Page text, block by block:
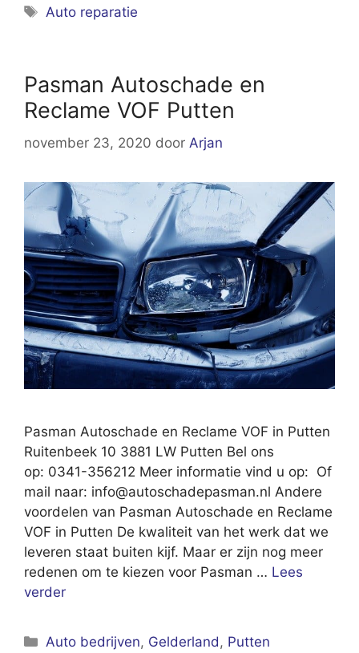
Tags
Auto reparatie
Pasman Autoschade en
Reclame VOF Putten
november 23, 2020 door Arjan
Pasman Autoschade en Reclame VOF in Putten
Ruitenbeek 10 3881 LW Putten Bel ons
op: 0341-356212 Meer informatie vind u op: Of
mail naar: info@autoschadepasman.nl Andere
voordelen van Pasman Autoschade en Reclame
VOF in Putten De kwaliteit van het werk dat we
leveren staat buiten kijf. Maar er zijn nog meer
redenen om te kiezen voor Pasman … Lees
verder
Categorieën
Auto bedrijven, Gelderland , Putten